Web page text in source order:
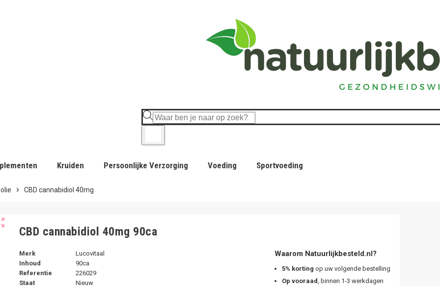
Kruiden Persoonlijke Verzorging Voeding Sportvoeding
chevron_right CBD cannabidiol 40mg
CBD cannabidiol 40mg 90ca
Merk
Lucovitaal
Inhoud
90ca
Referentie
226029
Staat
Nieuw
Waarom Natuurlijkbesteld.nl?
5% korting op uw volgende bestelling
Op vooraad, binnen 1-3 werkdagen